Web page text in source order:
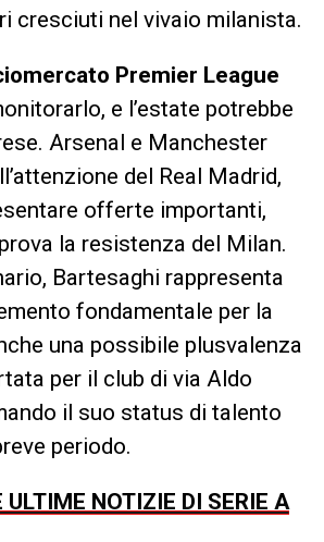
cresciuti nel vivaio milanista.
Premier League
e l’estate potrebbe
Arsenal e Manchester
del Real Madrid,
offerte importanti,
la resistenza del Milan.
Bartesaghi rappresenta
fondamentale per la
una possibile plusvalenza
per il club di via Aldo
il suo status di talento
periodo.
ULTIME NOTIZIE DI SERIE A